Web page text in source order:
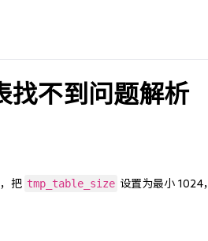
找不到问题解析
把 tmp_table_size 设置为最小 1024